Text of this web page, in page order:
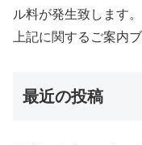
ル料が発生致します
上記に関するご案内
最近の投稿